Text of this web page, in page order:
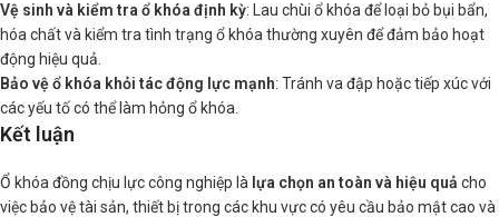
Vệ sinh và kiểm tra ổ khóa định kỳ: Lau chùi ổ khóa để loại bỏ bụi bẩn,
hóa chất và kiểm tra tình trạng ổ khóa thường xuyên để đảm bảo hoạt
động hiệu quả.
Bảo vệ ổ khóa khỏi tác động lực mạnh: Tránh va đập hoặc tiếp xúc với
các yếu tố có thể làm hỏng ổ khóa.
Kết luận
Ổ khóa đồng chịu lực công nghiệp là lựa chọn an toàn và hiệu quả cho
việc bảo vệ tài sản, thiết bị trong các khu vực có yêu cầu bảo mật cao và